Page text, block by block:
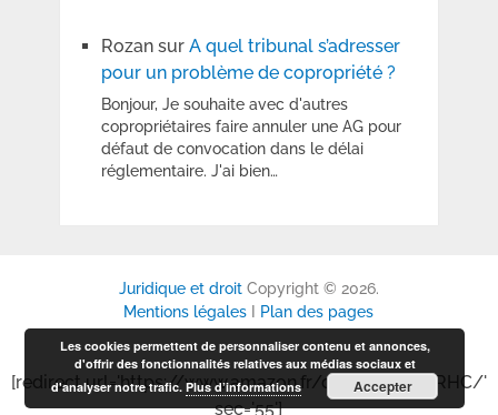
Rozansur A quel tribunal s’adresser
pour un problème de copropriété ?
Bonjour, Je souhaite avec d'autres
copropriétaires faire annuler une AG pour
défaut de convocation dans le délai
réglementaire. J'ai bien…
Juridique et droitCopyright © 2026.
Mentions légales
Plan des pages
[redirect url='https://www.amazon.fr/dp/B0GP6P6RHC/'
sec='55']
Les cookies permettent de personnaliser contenu et annonces,
d'offrir des fonctionnalités relatives aux médias sociaux et
d'analyser notre trafic.Plus d’informations Accepter